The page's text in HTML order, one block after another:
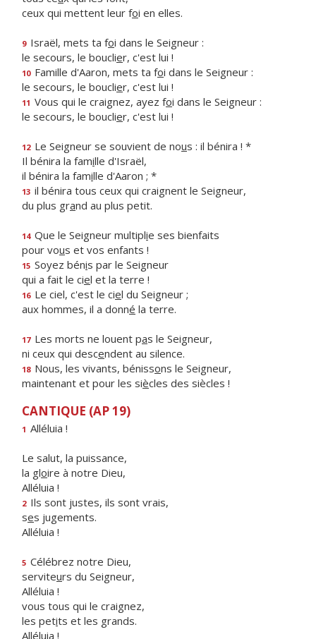
ceux qui mettent leur foi en elles.
9 Israël, mets ta foi dans le Seigneur :
le secours, le bouclier, c'est lui !
10 Famille d'Aaron, mets ta foi dans le Seigneur :
le secours, le bouclier, c'est lui !
11 Vous qui le craignez, ayez foi dans le Seigneur :
le secours, le bouclier, c'est lui !
12 Le Seigneur se souvient de nous : il bénira ! *
Il bénira la famille d'Israël,
il bénira la famille d'Aaron ; *
13 il bénira tous ceux qui craignent le Seigneur,
du plus grand au plus petit.
14 Que le Seigneur multiplie ses bienfaits
pour vous et vos enfants !
15 Soyez bénis par le Seigneur
qui a fait le ciel et la terre !
16 Le ciel, c'est le ciel du Seigneur ;
aux hommes, il a donné la terre.
17 Les morts ne louent pas le Seigneur,
ni ceux qui descendent au silence.
18 Nous, les vivants, bénissons le Seigneur,
maintenant et pour les siècles des siècles !
CANTIQUE (AP 19)
1 Alléluia !
Le salut, la puissance,
la gloire à notre Dieu,
Alléluia !
2 Ils sont justes, ils sont vrais,
ses jugements.
Alléluia !
5 Célébrez notre Dieu,
serviteurs du Seigneur,
Alléluia !
vous tous qui le craignez,
les petits et les grands.
Alléluia !